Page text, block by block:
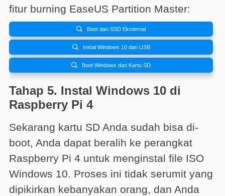
fitur burning EaseUS Partition Master:
 Boot dari SSD Eksternal
 Instal Windows 10 dari USB
 Boot Windows dari Kartu SD
Tahap 5. Instal Windows 10 di
Raspberry Pi 4
Sekarang kartu SD Anda sudah bisa di-
boot, Anda dapat beralih ke perangkat
Raspberry Pi 4 untuk menginstal file ISO
Windows 10. Proses ini tidak serumit yang
dipikirkan kebanyakan orang, dan Anda